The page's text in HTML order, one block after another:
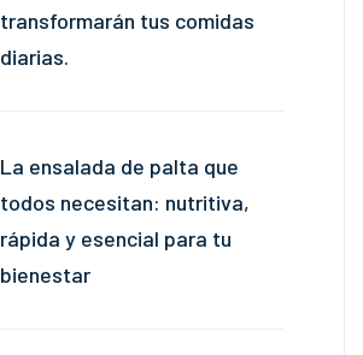
transformarán tus comidas
diarias.
La ensalada de palta que
todos necesitan: nutritiva,
rápida y esencial para tu
bienestar